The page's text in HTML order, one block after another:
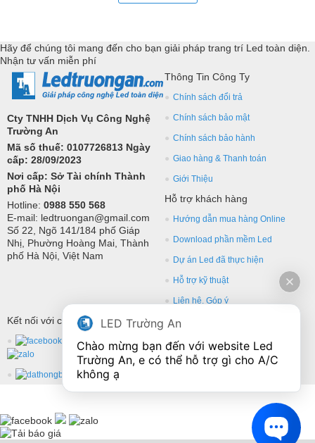
YRL,...Tư vấn giả pháp, hỗ trợ kỹ thuật chuyên sâu cho các
ứng dụng trang trí led.
Hãy để chúng tôi mang đến cho bạn giải pháp trang trí Led toàn diện.
Nhận tư vấn miễn phí
Cty TNHH Dịch Vụ Công Nghệ
Trường An
Mã số thuế: 0107726813 Ngày
cấp: 28/09/2023
Nơi cấp: Sở Tài chính Thành
phố Hà Nội
Hotline: 0988 550 568
E-mail: ledtruongan@gmail.com
Số 22, Ngõ 141/184 phố Giáp
Nhị, Phường Hoàng Mai, Thành
phố Hà Nội, Việt Nam
Thông Tin Công Ty
Chính sách đổi trả
Chính sách bảo mật
Chính sách bảo hành
Giao hàng & Thanh toán
Giới Thiệu
Hỗ trợ khách hàng
Hướng dẫn mua hàng Online
Download phần mềm Led
Dự án Led đã thực hiện
Hỗ trợ kỹ thuật
Liên hệ, Góp ý
Kết nối với chúng tôi
LED Trường An
Chào mừng bạn đến với website Led
Trường An, e có thể hỗ trợ gì cho A/C
không ạ